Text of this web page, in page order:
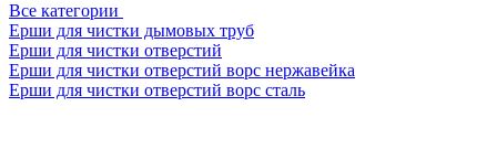
Все категории
Ерши для чистки дымовых труб
Ерши для чистки отверстий
Ерши для чистки отверстий ворс нержавейка
Ерши для чистки отверстий ворс сталь